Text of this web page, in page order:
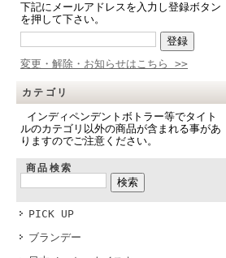
下記にメールアドレスを入力し登録ボタン
を押して下さい。
変更・解除・お知らせはこちら >>
カテゴリ
インディペンデントボトラー等でタイト
ルのカテゴリ以外の商品が含まれる事があ
りますのでご注意ください。
商品検索
PICK UP
ブランデー